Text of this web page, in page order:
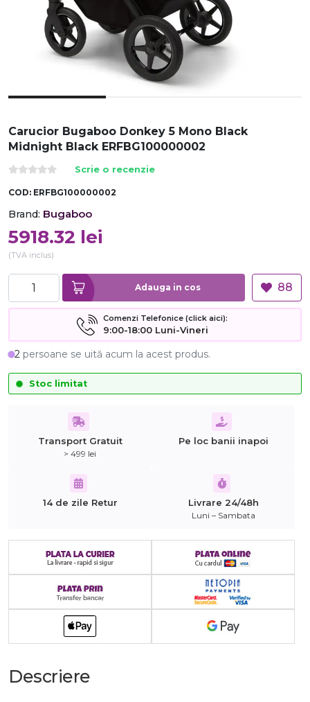
Carucior Bugaboo Donkey 5 Mono Black
Midnight Black ERFBG100000002
Scrie o recenzie
COD: ERFBG100000002
Brand: Bugaboo
5918.32 lei
(TVA inclus)
Adauga in cos 88
Comenzi Telefonice (click aici):
9:00-18:00 Luni-Vineri
2 persoane se uită acum la acest produs.
Stoc limitat
Transport Gratuit
> 499 lei
Pe loc banii inapoi
14 de zile Retur Livrare 24/48h
Luni – Sambata
Descriere